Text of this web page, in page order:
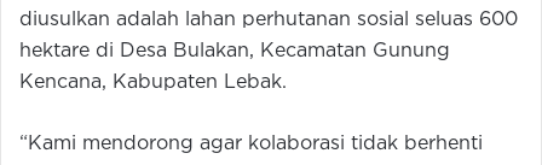
diusulkan adalah lahan perhutanan sosial seluas 600
hektare di Desa Bulakan, Kecamatan Gunung
Kencana, Kabupaten Lebak.
“Kami mendorong agar kolaborasi tidak berhenti